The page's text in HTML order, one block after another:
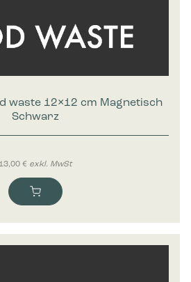
waste 12×12 cm Magnetisch
Schwarz
€ exkl. MwSt